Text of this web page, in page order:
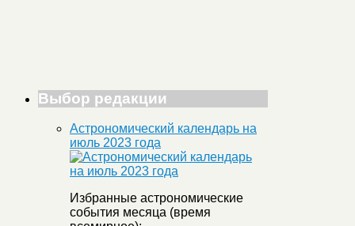
Выбор редакции
Астрономический календарь на
июль 2023 года
Избранные астрономические
события месяца (время